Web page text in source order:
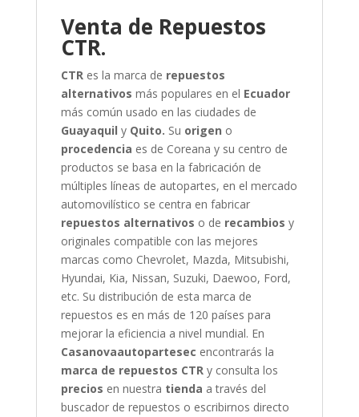
Venta de Repuestos
CTR.
CTR es la marca de repuestos
alternativos más populares en el Ecuador
más común usado en las ciudades de
Guayaquil y Quito. Su origen o
procedencia es de Coreana y su centro de
productos se basa en la fabricación de
múltiples líneas de autopartes, en el mercado
automovilístico se centra en fabricar
repuestos alternativos o de recambios y
originales compatible con las mejores
marcas como Chevrolet, Mazda, Mitsubishi,
Hyundai, Kia, Nissan, Suzuki, Daewoo, Ford,
etc. Su distribución de esta marca de
repuestos es en más de 120 países para
mejorar la eficiencia a nivel mundial. En
Casanovaautopartesec encontrarás la
marca de repuestos CTR y consulta los
precios en nuestra tienda a través del
buscador de repuestos o escribirnos directo